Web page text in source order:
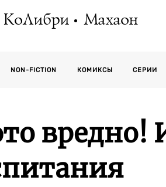
КоЛибри Махаон
NON-FICTION КОМИКСЫ СЕРИИ
вредно!